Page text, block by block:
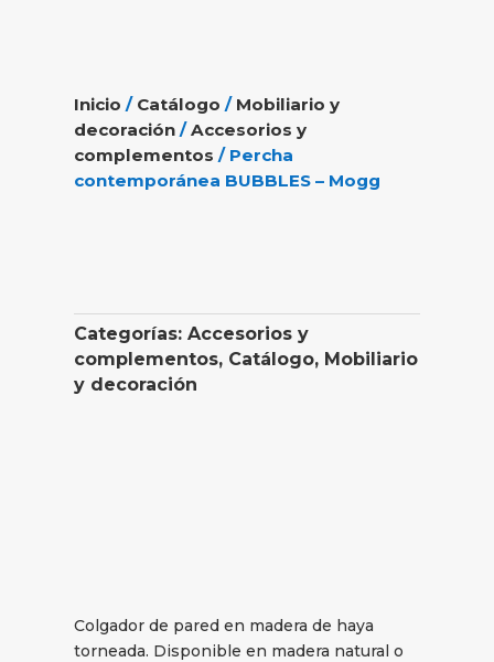
Inicio / Catálogo / Mobiliario y
decoración /Accesorios y
complementos / Percha
contemporánea BUBBLES – Mogg
Categorías:Accesorios y
complementos, Catálogo, Mobiliario
y decoración
Colgador de pared en madera de haya
torneada. Disponible en madera natural o